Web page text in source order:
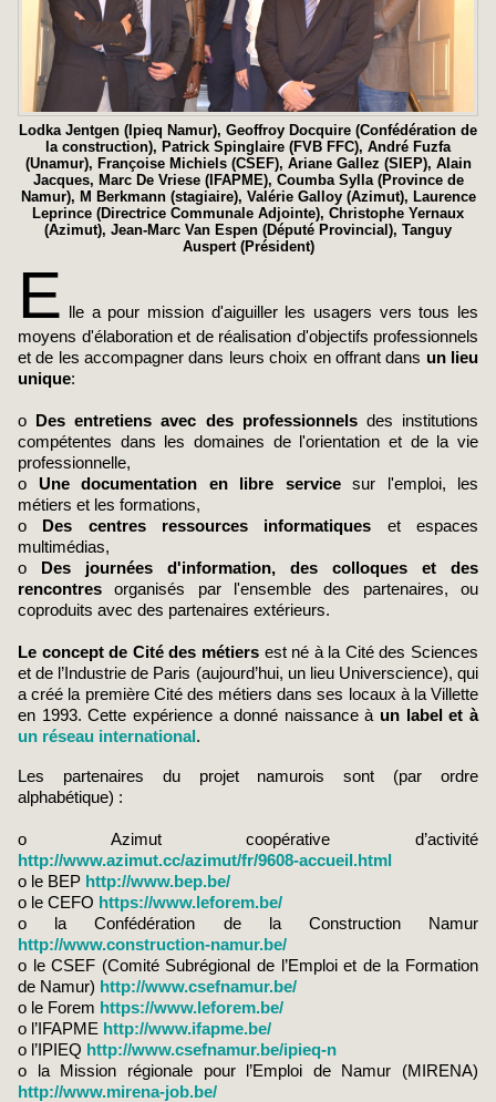
Lodka Jentgen (Ipieq Namur), Geoffroy Docquire (Confédération de
la construction), Patrick Spinglaire (FVB FFC), André Fuzfa
(Unamur), Françoise Michiels (CSEF), Ariane Gallez (SIEP), Alain
Jacques, Marc De Vriese (IFAPME), Coumba Sylla (Province de
Namur), M Berkmann (stagiaire), Valérie Galloy (Azimut), Laurence
Leprince (Directrice Communale Adjointe), Christophe Yernaux
(Azimut), Jean-Marc Van Espen (Député Provincial), Tanguy
Auspert (Président)
E lle a pour mission d'aiguiller les usagers vers tous les
moyens d'élaboration et de réalisation d'objectifs professionnels
et de les accompagner dans leurs choix en offrant dans un lieu
unique:
o Des entretiens avec des professionnelsdes institutions
compétentes dans les domaines de l'orientation et de la vie
professionnelle,
o Une documentation en libre servicesur l'emploi, les
métiers et les formations,
o Des centres ressources informatiques et espaces
multimédias,
o Des journées d'information, des colloques et des
rencontres organisés par l'ensemble des partenaires, ou
coproduits avec des partenaires extérieurs.
Le concept de Cité des métiersest né à la Cité des Sciences
et de l’Industrie de Paris (aujourd’hui, un lieu Universcience), qui
a créé la première Cité des métiers dans ses locaux à la Villette
en 1993. Cette expérience a donné naissance à un label et à
un réseau international.
Les partenaires du projet namurois sont (par ordre
alphabétique) :
o Azimut coopérative d’activité
http://www.azimut.cc/azimut/fr/9608-accueil.html
o le BEP http://www.bep.be/
o le CEFO https://www.leforem.be/
o la Confédération de la Construction Namur
http://www.construction-namur.be/
o le CSEF (Comité Subrégional de l’Emploi et de la Formation
de Namur) http://www.csefnamur.be/
o le Forem https://www.leforem.be/
o l’IFAPME http://www.ifapme.be/
o l’IPIEQ http://www.csefnamur.be/ipieq-n
o la Mission régionale pour l’Emploi de Namur (MIRENA)
http://www.mirena-job.be/